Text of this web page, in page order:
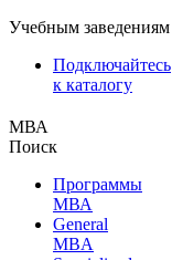
Учебным заведениям
Подключайтесь
к каталогу
МВА
Поиск
Программы
МВА
General
MBA